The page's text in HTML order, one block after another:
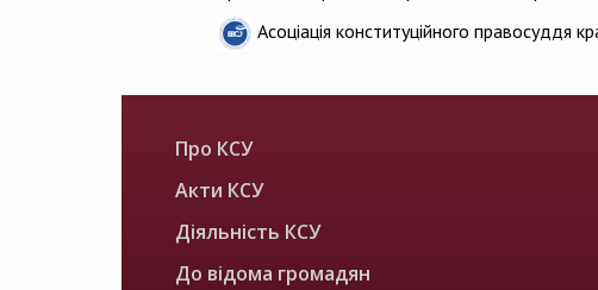
Асоціація конституційного правосуддя
Про КСУ
Акти КСУ
Діяльність КСУ
До відома громадян